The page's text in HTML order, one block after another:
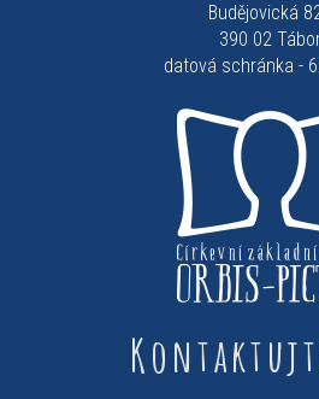
Budějovická
390 02
datová schránka -